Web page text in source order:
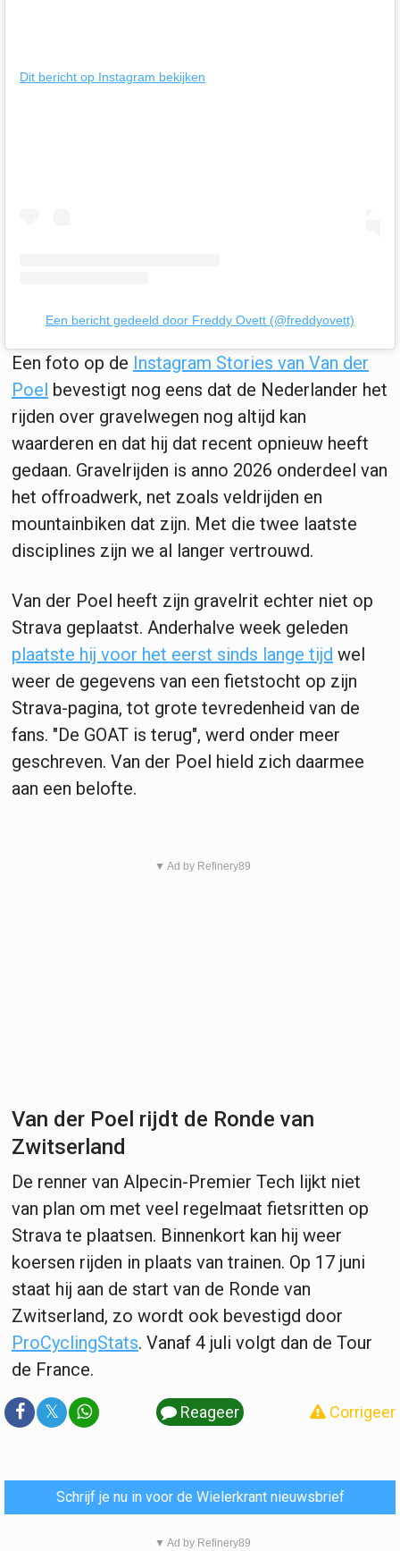
Dit bericht op Instagram bekijken
Een bericht gedeeld door Freddy Ovett (@freddyovett)
Een foto op de Instagram Stories van Van der
Poel bevestigt nog eens dat de Nederlander het
rijden over gravelwegen nog altijd kan
waarderen en dat hij dat recent opnieuw heeft
gedaan. Gravelrijden is anno 2026 onderdeel van
het offroadwerk, net zoals veldrijden en
mountainbiken dat zijn. Met die twee laatste
disciplines zijn we al langer vertrouwd.
Van der Poel heeft zijn gravelrit echter niet op
Strava geplaatst. Anderhalve week geleden
plaatste hij voor het eerst sinds lange tijd wel
weer de gegevens van een fietstocht op zijn
Strava-pagina, tot grote tevredenheid van de
fans. "De GOAT is terug", werd onder meer
geschreven. Van der Poel hield zich daarmee
aan een belofte.
▼ Ad by Refinery89
Van der Poel rijdt de Ronde van
Zwitserland
De renner van Alpecin-Premier Tech lijkt niet
van plan om met veel regelmaat fietsritten op
Strava te plaatsen. Binnenkort kan hij weer
koersen rijden in plaats van trainen. Op 17 juni
staat hij aan de start van de Ronde van
Zwitserland, zo wordt ook bevestigd door
ProCyclingStats. Vanaf 4 juli volgt dan de Tour
de France.
𝕏 Reageer Corrigeer
Schrijf je nu in voor de Wielerkrant nieuwsbrief
▼ Ad by Refinery89